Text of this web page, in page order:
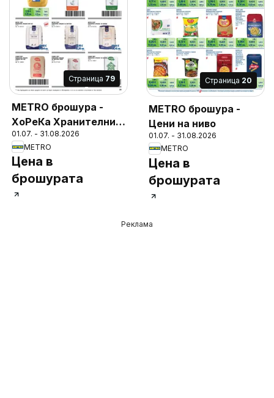
Cтраница 79
METRO брошура -
ХоРеКа Хранителни
стоки
01.07. - 31.08.2026
METRO
Цена в
брошурата
Cтраница 20
METRO брошура -
Цени на ниво
01.07. - 31.08.2026
METRO
Цена в
брошурата
Реклама